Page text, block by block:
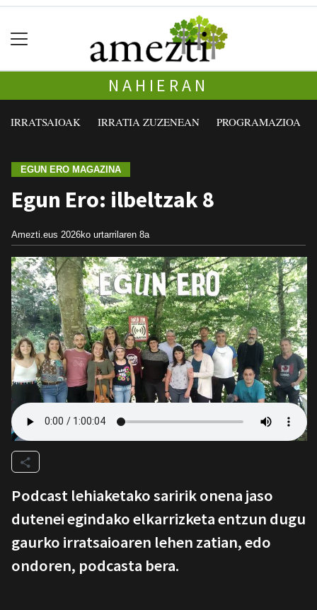
NAHIERAN
IRRATSAIOAK IRRATIA ZUZENEAN PROGRAMAZIOA
EGUN ERO MAGAZINA
Egun Ero: ilbeltzak 8
Amezti.eus 2026ko urtarrilaren 8a
Podcast lehiaketako saririk onena jaso
dutenei egindako elkarrizketa entzun dugu
gaurko irratsaioaren lehen zatian, edo
ondoren, podcasta bera.